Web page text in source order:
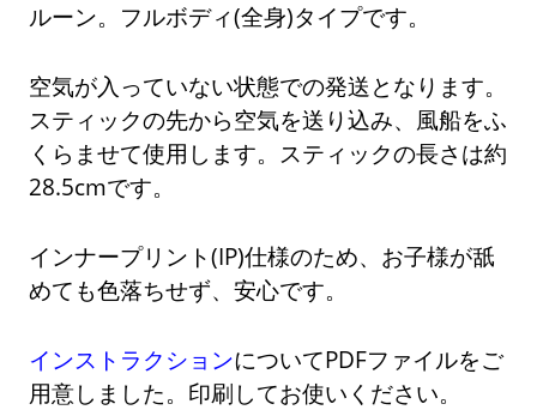
ルーン。フルボディ(全身)タイプです。
空気が入っていない状態での発送となります。
スティックの先から空気を送り込み、風船をふ
くらませて使用します。スティックの長さは約
28.5cmです。
インナープリント(IP)仕様のため、お子様が舐
めても色落ちせず、安心です。
インストラクションについてPDFファイルをご
用意しました。印刷してお使いください。